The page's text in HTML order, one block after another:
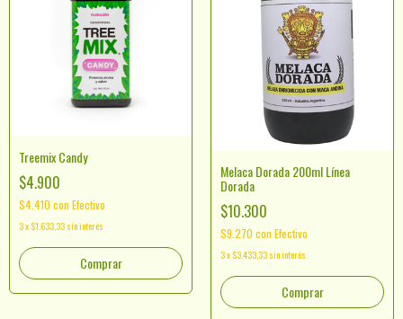
Treemix Candy
$4.900
$4.410 con Efectivo
3x $1.633,33 sin interés
Comprar
Melaca Dorada 200ml Línea
Dorada
$10.300
$9.270 con Efectivo
3x $3.433,33 sin interés